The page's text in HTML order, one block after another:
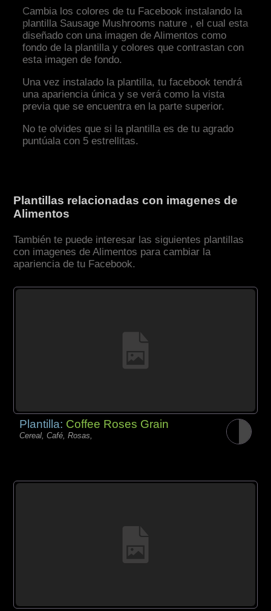
Cambia los colores de tu Facebook instalando la
plantilla Sausage Mushrooms nature , el cual esta
diseñado con una imagen de Alimentos como
fondo de la plantilla y colores que contrastan con
esta imagen de fondo.
Una vez instalado la plantilla, tu facebook tendrá
una apariencia única y se verá como la vista
previa que se encuentra en la parte superior.
No te olvides que si la plantilla es de tu agrado
puntúala con 5 estrellitas.
Plantillas relacionadas con imagenes de
Alimentos
También te puede interesar las siguientes plantillas
con imagenes de Alimentos para cambiar la
apariencia de tu Facebook.
Plantilla: Coffee Roses Grain
Cereal, Café, Rosas,